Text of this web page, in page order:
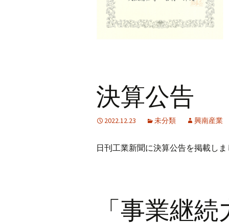
決算公告
2022.12.23 未分類 興南産業
日刊工業新聞に決算公告を掲載し
「事業継